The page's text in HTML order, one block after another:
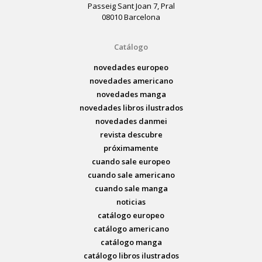
Passeig Sant Joan 7, Pral
08010 Barcelona
Catálogo
novedades europeo
novedades americano
novedades manga
novedades libros ilustrados
novedades danmei
revista descubre
próximamente
cuando sale europeo
cuando sale americano
cuando sale manga
noticias
catálogo europeo
catálogo americano
catálogo manga
catálogo libros ilustrados